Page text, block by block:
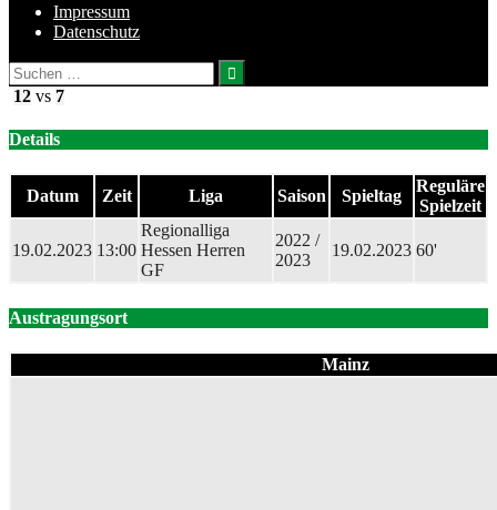
Impressum
Datenschutz
Suchen
nach:
12 vs 7
Details
Datum Zeit Liga Saison Spieltag
Reguläre
Spielzeit
19.02.2023 13:00
Regionalliga
Hessen Herren
GF
2022 /
2023
19.02.2023 60'
Austragungsort
Mainz